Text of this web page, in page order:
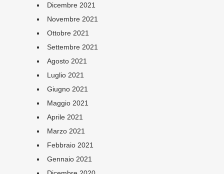
Dicembre 2021
Novembre 2021
Ottobre 2021
Settembre 2021
Agosto 2021
Luglio 2021
Giugno 2021
Maggio 2021
Aprile 2021
Marzo 2021
Febbraio 2021
Gennaio 2021